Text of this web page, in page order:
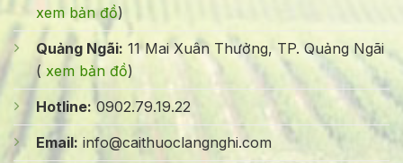
xem bản đồ)
Quảng Ngãi: 11 Mai Xuân Thưởng, TP. Quảng Ngãi
( xem bản đồ)
Hotline:0902.79.19.22
Email: info@caithuoclangnghi.com